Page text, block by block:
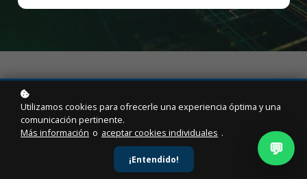
¿Qué aprenderás?
Aprenderás a aplicar BIM durante la ejecución de
proyectos de construcción, utilizando modelos digitales
para revisión técnica, control de avance, gestión
💬
Utilizamos cookies para ofrecerle una experiencia óptima y una
comunicación pertinente.
Más información o aceptar cookies individuales .
¡Entendido!